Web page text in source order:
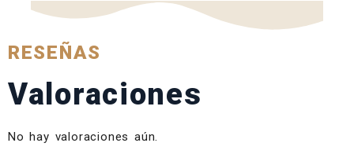
RESEÑAS
Valoraciones
No hay valoraciones aún.